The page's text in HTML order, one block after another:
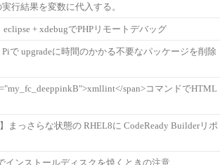
行結果を変数に代入する。
+ xdebugでPHPリモートデバッグ
Piで upgradeに時間のかかる不要なパッケージを削除
span>コマンドでHTML
まっさらな状態の RHEL8に CodeReady Builderリポ
インストールディスクを焼くときの注意